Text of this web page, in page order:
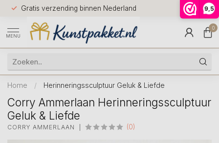
9,5
Gratis verzending binnen Nederland
Voor
huis
9.5
MENU
0
Home / Herinneringssculptuur Geluk & Liefde
Corry Ammerlaan Herinneringssculptuur
Geluk & Liefde
CORRY AMMERLAAN (0)